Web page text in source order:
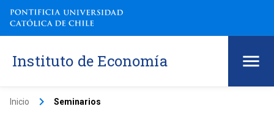
Instituto de Economía
Inicio keyboard_arrow_right Seminarios